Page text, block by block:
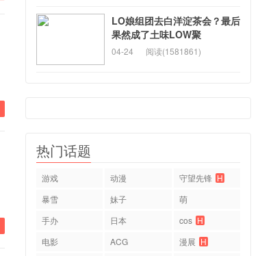
LO娘组团去白洋淀茶会？最后
果然成了土味LOW聚
04-24 阅读(1581861)
热门话题
游戏 动漫 守望先锋 H
暴雪
妹子
萌
手办
日本 cos H
电影
ACG 漫展 H